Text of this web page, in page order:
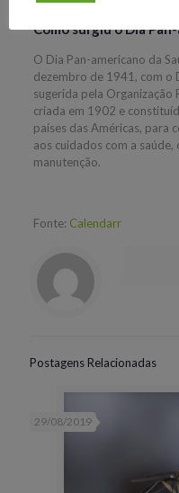
Como surgiu o Dia
O Dia Pan-americano da
dezembro de 1941, com o
sugerida pela Organização
criada em 1902 e
países das Américas, para
aos cuidados com a saúde,
manutenção.
Fonte: Calendarr
Postagens Relacionadas
29/08/2019